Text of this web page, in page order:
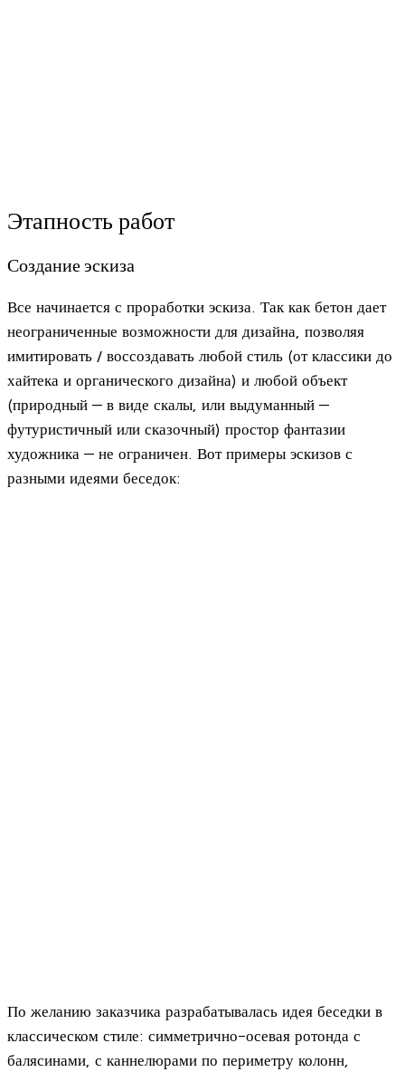
Этапность работ
Создание эскиза
Все начинается с проработки эскиза. Так как бетон дает
неограниченные возможности для дизайна, позволяя
имитировать / воссоздавать любой стиль (от классики до
хайтека и органического дизайна) и любой объект
(природный — в виде скалы, или выдуманный —
футуристичный или сказочный) простор фантазии
художника — не ограничен. Вот примеры эскизов с
разными идеями беседок:
По желанию заказчика разрабатывалась идея беседки в
классическом стиле: симметрично-осевая ротонда с
балясинами, с каннелюрами по периметру колонн,